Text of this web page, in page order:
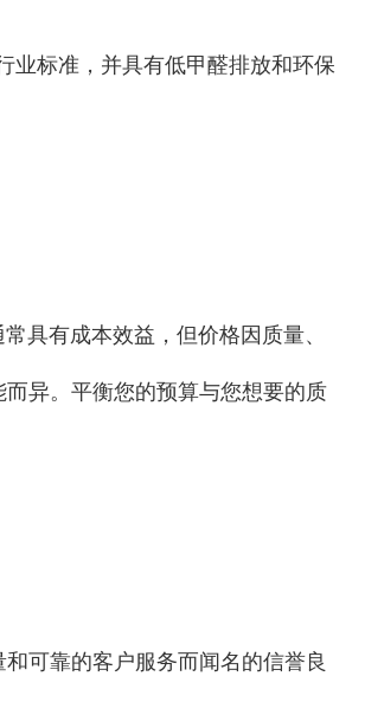
业标准，并具有低甲醛排放和环保
具有成本效益，但价格因质量、
异。平衡您的预算与您想要的质
可靠的客户服务而闻名的信誉良